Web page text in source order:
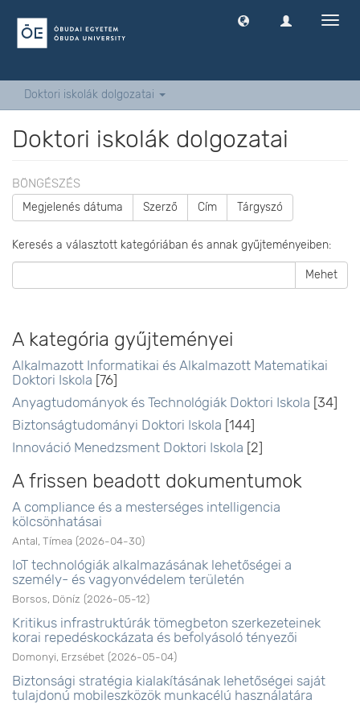
Doktori iskolák dolgozatai
Doktori iskolák dolgozatai
BÖNGÉSZÉS
Megjelenés dátuma Szerző Cím Tárgyszó
Keresés a választott kategóriában és annak gyűjteményeiben:
Mehet
A kategória gyűjteményei
Alkalmazott Informatikai és Alkalmazott Matematikai
Doktori Iskola [76]
Anyagtudományok és Technológiák Doktori Iskola [34]
Biztonságtudományi Doktori Iskola [144]
Innováció Menedzsment Doktori Iskola [2]
A frissen beadott dokumentumok
A compliance és a mesterséges intelligencia
kölcsönhatásai
Antal, Tímea (2026-04-30)
IoT technológiák alkalmazásának lehetőségei a
személy- és vagyonvédelem területén
Borsos, Döníz (2026-05-12)
Kritikus infrastruktúrák tömegbeton szerkezeteinek
korai repedéskockázata és befolyásoló tényezői
Domonyi, Erzsébet (2026-05-04)
Biztonsági stratégia kialakításának lehetőségei saját
tulajdonú mobileszközök munkacélú használatára